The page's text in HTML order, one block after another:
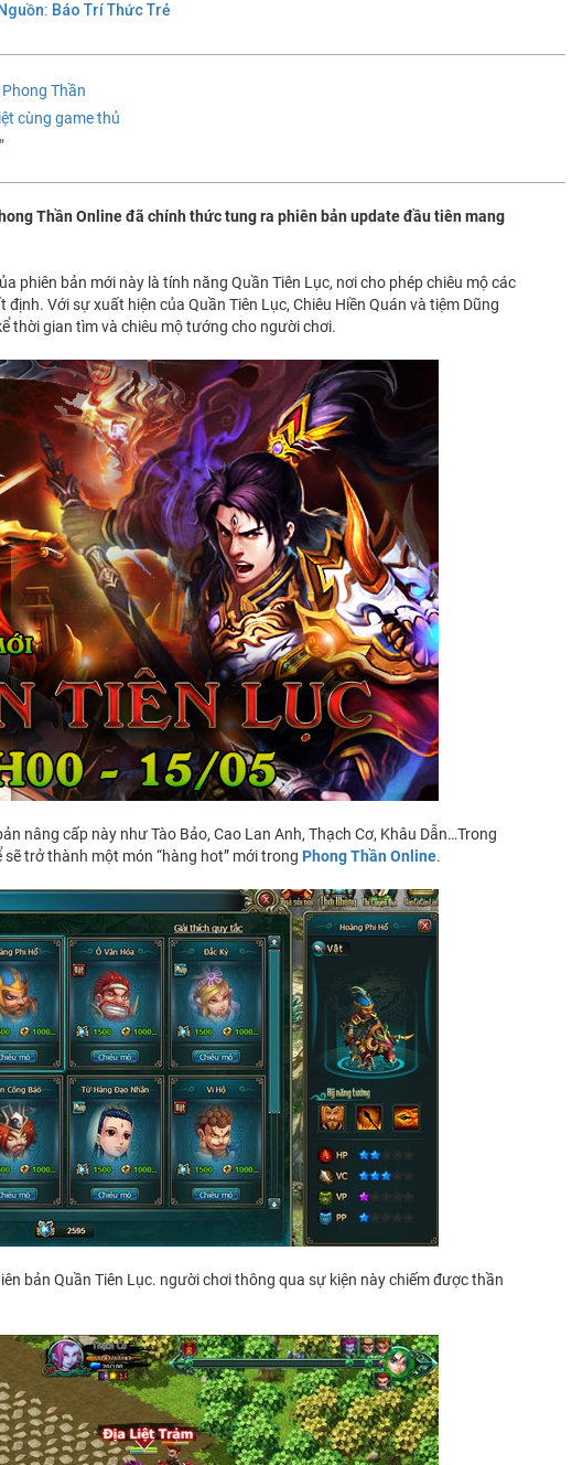
Nguồn: Báo Trí Thức Trẻ
Thần
cùng game thủ
Thần Online đã chính thức tung ra phiên bản update đầu tiên mang
phiên bản mới này là tính năng Quần Tiên Lục, nơi cho phép chiêu mộ các
Với sự xuất hiện của Quần Tiên Lục, Chiêu Hiền Quán và tiệm Dũng
thời gian tìm và chiêu mộ tướng cho người chơi.
nâng cấp này như Tào Bảo, Cao Lan Anh, Thạch Cơ, Khâu Dẫn…Trong
trở thành một món “hàng hot” mới trong Phong Thần Online.
bản Quần Tiên Lục. người chơi thông qua sự kiện này chiếm được thần